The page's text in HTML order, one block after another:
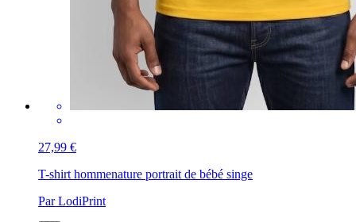
27,99 €
T-shirt hommenature portrait de bébé singe
Par LodiPrint